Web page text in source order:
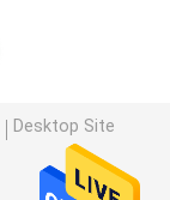
Desktop Site